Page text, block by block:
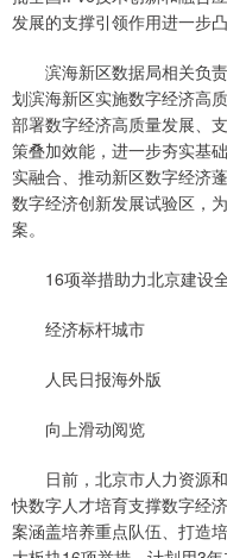
发展的支撑引领作用进一步凸
滨海新区数据局相关负责
划滨海新区实施数字经济高
部署数字经济高质量发展、
策叠加效能，进一步夯实基
实融合、推动新区数字经济
数字经济创新发展试验区，
案。
16项举措助力北京建设
经济标杆城市
人民日报海外版
向上滑动阅览
日前，北京市人力资源和
快数字人才培育支撑数字经
案涵盖培养重点队伍、打造